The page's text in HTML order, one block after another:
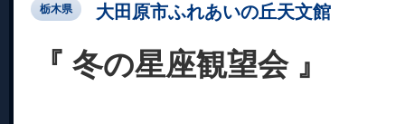
栃木県 大田原市ふれあいの丘天文館
『 冬の星座観望会 』